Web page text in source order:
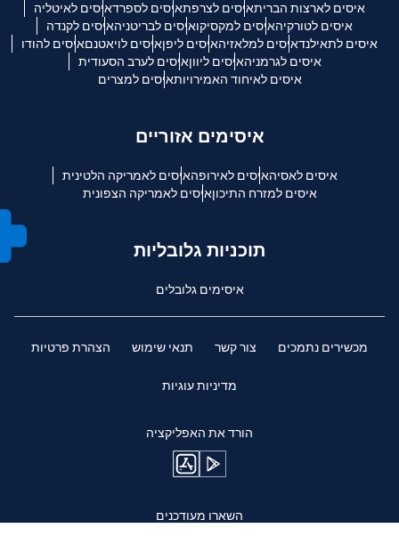
איסים לארצות הבריתאיסים לצרפתאיסים לספרדאיסים לאיטליה
איסים לטורקיהאיסים למקסיקואיסים לבריטניהאיסים לקנדה
איסים לתאילנדאיסים למלאזיהאיסים ליפןאיסים לויאטנםאיסים להודו
איסים לגרמניהאיסים ליווןאיסים לערב הסעודית
איסים לאיחוד האמירויותאיסים למצרים
איסימים אזוריים
איסים לאסיהאיסים לאירופהאיסים לאמריקה הלטינית
איסים למזרח התיכוןאיסים לאמריקה הצפונית
תוכניות גלובליות
איסימים גלובלים
מכשירים נתמכים צור קשר תנאי שימוש הצהרת פרטיות
מדיניות עוגיות
הורד את האפליקציה
השארו מעודכנים